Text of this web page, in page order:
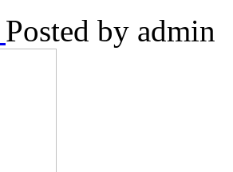
Posted by admin